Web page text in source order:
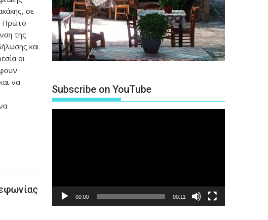
σε
Πρώτο
της
και
οι
να
Subscribe on YouTube
00:00 00:11